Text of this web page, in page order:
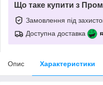
Що таке купити з
Замовлення під
Доступна доставка
Опис Характеристики